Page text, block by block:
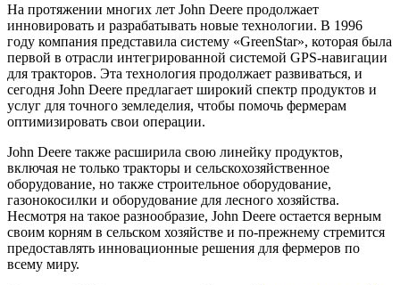
На протяжении многих лет John Deere продолжает
инновировать и разрабатывать новые технологии. В 1996
году компания представила систему «GreenStar», которая была
первой в отрасли интегрированной системой GPS-навигации
для тракторов. Эта технология продолжает развиваться, и
сегодня John Deere предлагает широкий спектр продуктов и
услуг для точного земледелия, чтобы помочь фермерам
оптимизировать свои операции.
John Deere также расширила свою линейку продуктов,
включая не только тракторы и сельскохозяйственное
оборудование, но также строительное оборудование,
газонокосилки и оборудование для лесного хозяйства.
Несмотря на такое разнообразие, John Deere остается верным
своим корням в сельском хозяйстве и по-прежнему стремится
предоставлять инновационные решения для фермеров по
всему миру.